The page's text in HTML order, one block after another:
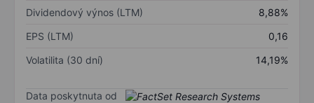
Dividendový výnos (LTM)
8,88%
EPS (LTM)
0,16
Volatilita (30 dní)
14,19%
Data poskytnuta od